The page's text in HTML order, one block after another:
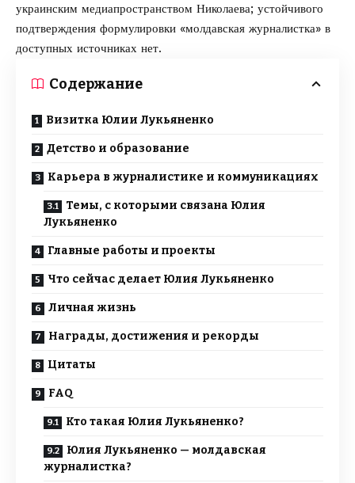
украинским медиапространством Николаева; устойчивого
подтверждения формулировки «молдавская журналистка» в
доступных источниках нет.
Содержание
Визитка Юлии Лукьяненко
Детство и образование
Карьера в журналистике и коммуникациях
Темы, с которыми связана Юлия
Лукьяненко
Главные работы и проекты
Что сейчас делает Юлия Лукьяненко
Личная жизнь
Награды, достижения и рекорды
Цитаты
FAQ
Кто такая Юлия Лукьяненко?
Юлия Лукьяненко — молдавская
журналистка?